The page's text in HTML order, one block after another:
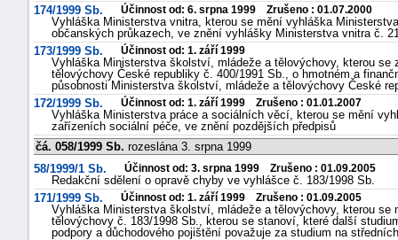
174/1999 Sb.
Účinnost od: 6. srpna 1999 Zrušeno : 01.07.2000
Vyhláška Ministerstva vnitra, kterou se mění vyhláška
občanských průkazech, ve znění vyhlášky Ministerstva vnitra č.
173/1999 Sb.
Účinnost od: 1. září 1999
Vyhláška Ministerstva školství, mládeže a tělovýchovy, kterou
tělovýchovy České republiky č. 400/1991 Sb., o hmotném a
působnosti Ministerstva školství, mládeže a tělovýchovy České
172/1999 Sb.
Účinnost od: 1. září 1999 Zrušeno : 01.01.2007
Vyhláška Ministerstva práce a sociálních věcí, kterou se mění
zařízeních sociální péče, ve znění pozdějších předpisů
čá. 058/1999 Sb. rozeslána 3. srpna 1999
58/1999/1 Sb.
Účinnost od: 3. srpna 1999 Zrušeno : 01.09.2005
Redakční sdělení o opravě chyby ve vyhlášce č. 183/1998 Sb.
171/1999 Sb.
Účinnost od: 1. září 1999 Zrušeno : 01.09.2005
Vyhláška Ministerstva školství, mládeže a tělovýchovy, kterou
tělovýchovy č. 183/1998 Sb., kterou se stanoví, které další
podpory a důchodového pojištění považuje za studium na